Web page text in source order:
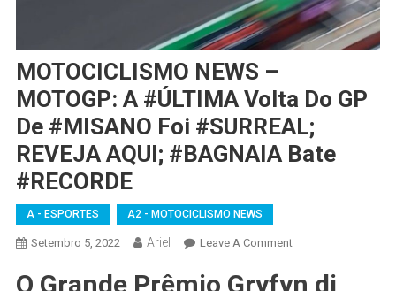
MOTOCICLISMO NEWS –
MOTOGP: A #ÚLTIMA Volta Do GP
De #MISANO Foi #SURREAL;
REVEJA AQUI; #BAGNAIA Bate
#RECORDE
A - ESPORTES A2 - MOTOCICLISMO NEWS
Setembro 5, 2022 Ariel Leave A CommentOn
NEWS
O Grande Prêmio Gryfyn di